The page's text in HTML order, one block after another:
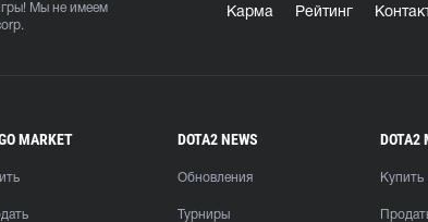
Мы не имеем
Карма Рейтинг
MARKET DOTA2 NEWS
Обновления
Турниры
DOTA2
Купить